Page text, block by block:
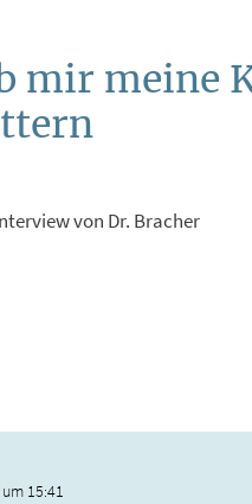
mir meine
von Dr. Bracher
15:41